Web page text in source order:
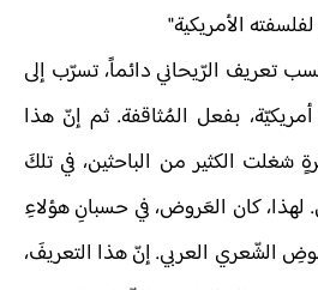
الأمريكية"
تعريف الرّيحاني دائماً، تسرّب إلى
بفعل المُثاقفة. ثم إنّ هذا
شغلت الكثير من الباحثين، في تلكَ
لهذا، كان العَروض، في حسبانِ هؤلاءِ
الشّعري العربي. إنّ هذا التعريفَ،